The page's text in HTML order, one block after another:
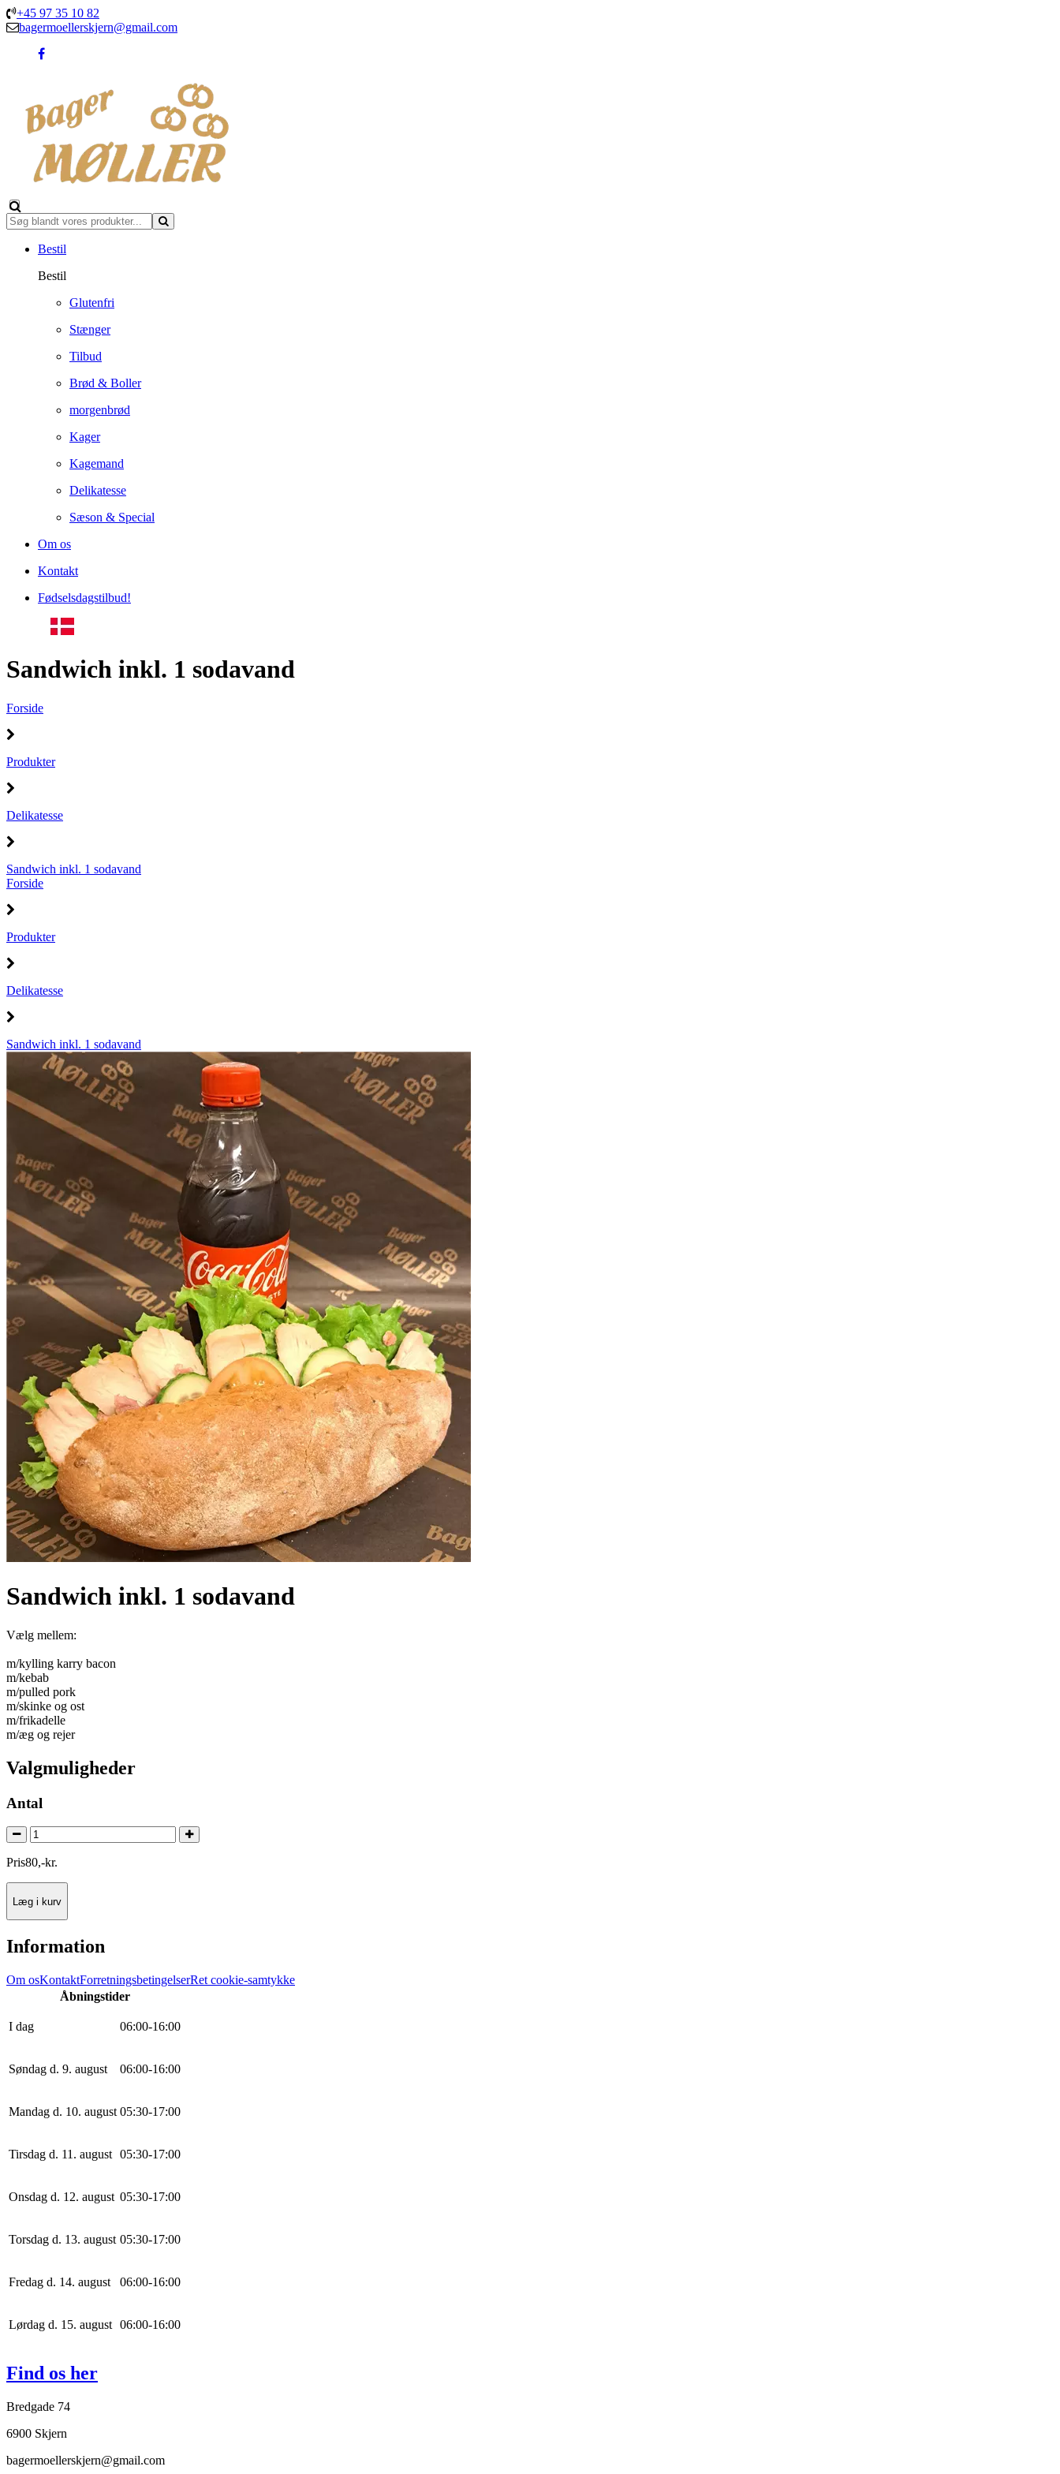
+45 97 35 10 82
bagermoellerskjern@gmail.com
Bestil
Bestil
Glutenfri
Stænger
Tilbud
Brød & Boller
morgenbrød
Kager
Kagemand
Delikatesse
Sæson & Special
Om os
Kontakt
Fødselsdagstilbud!
Sandwich inkl. 1 sodavand
Forside
Produkter
Delikatesse
Sandwich inkl. 1 sodavand
Forside
Produkter
Delikatesse
Sandwich inkl. 1 sodavand
Sandwich inkl. 1 sodavand
Vælg mellem:
m/kylling karry bacon
m/kebab
m/pulled pork
m/skinke og ost
m/frikadelle
m/æg og rejer
Valgmuligheder
Antal
Pris80,-kr.
Læg i kurv
Information
Om osKontaktForretningsbetingelserRet cookie-samtykke
Åbningstider
I dag 06:00-16:00
Søndag d. 9. august 06:00-16:00
Mandag d. 10. august 05:30-17:00
Tirsdag d. 11. august 05:30-17:00
Onsdag d. 12. august 05:30-17:00
Torsdag d. 13. august 05:30-17:00
Fredag d. 14. august 06:00-16:00
Lørdag d. 15. august 06:00-16:00
Find os her
Bredgade 74
6900 Skjern
bagermoellerskjern@gmail.com